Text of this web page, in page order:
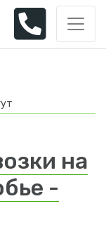
на
-